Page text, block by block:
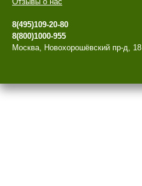
8(495)109-20-80
8(800)1000-955
Москва, Новохорошёвский пр-д, 18